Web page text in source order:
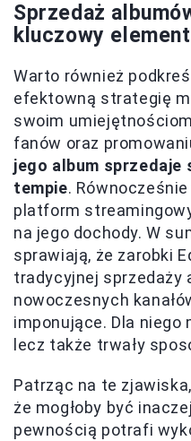
Sprzedaż
kluczowy
Warto również
efektowną strategię
swoim
fanów oraz
jego album sprzedaje
tempie.
platform
na jego dochody. W
sprawiają, że zarobki
tradycyjnej sprzedaży
nowoczesnych
imponujące. Dla niego
lecz także trwały
Patrząc na te
że mogłoby być
pewnością potrafi